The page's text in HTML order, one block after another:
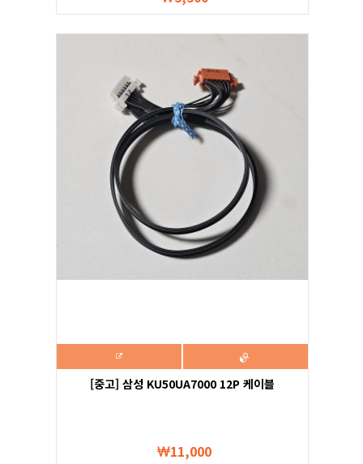
[중고] 삼성 KU50UA7000 12P 케이블
11,000